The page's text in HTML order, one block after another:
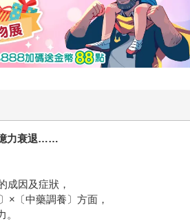
憶力衰退……
成因及症狀，
×〔中藥調養〕方面，